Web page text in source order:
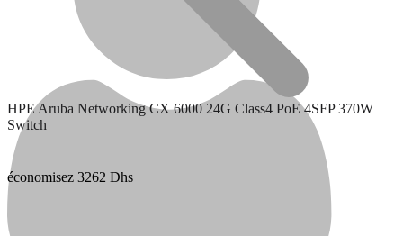
HPE Aruba Networking CX 6000 24G Class4 PoE 4SFP 370W
Switch
économisez 3262 Dhs